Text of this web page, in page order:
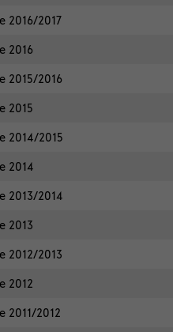
2016/2017
2016
2015/2016
2015
2014/2015
2014
2013/2014
2013
2012/2013
2012
2011/2012